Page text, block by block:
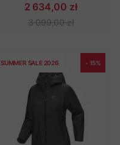
2 634,00 zł
3 099,00 zł
SUMMER SALE 2026 - 15%